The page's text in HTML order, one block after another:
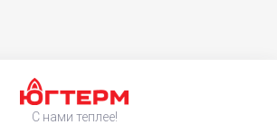
С нами теплее!